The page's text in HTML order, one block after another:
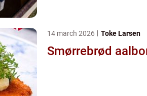
14 march 2026 Toke Larsen
Smørrebrød